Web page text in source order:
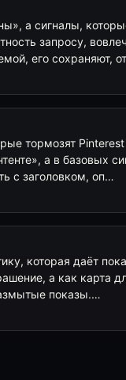
а сигналы,
запросу,
его сохраняют,
тормозят Pinterest
а в базовых
с заголовком, оп…
которая даёт
а как карта
показы.…